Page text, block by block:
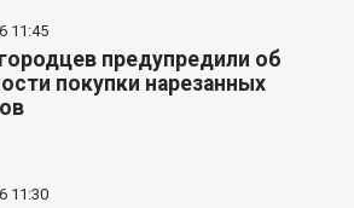
11:45
предупредили об
покупки нарезанных
11:30